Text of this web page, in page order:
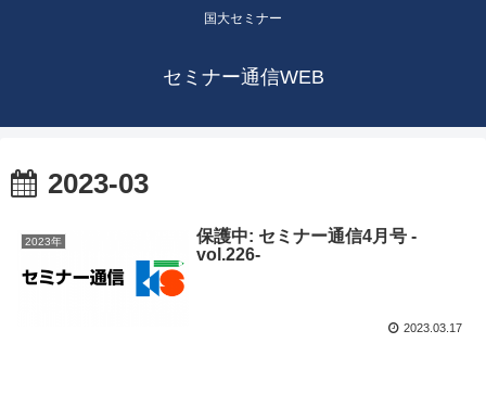
国大セミナー
セミナー通信WEB
2023-03
2023年
保護中: セミナー通信4月号 -
vol.226-
2023.03.17